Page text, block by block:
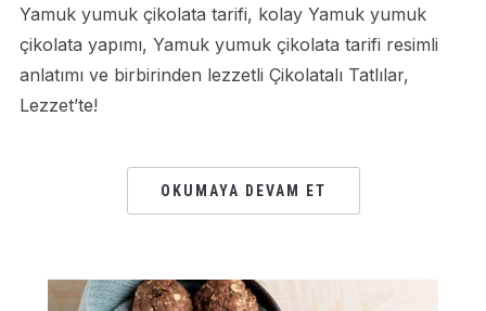
Yamuk yumuk çikolata tarifi, kolay Yamuk yumuk
çikolata yapımı, Yamuk yumuk çikolata tarifi resimli
anlatımı ve birbirinden lezzetli Çikolatalı Tatlılar,
Lezzet’te!
OKUMAYA DEVAM ET